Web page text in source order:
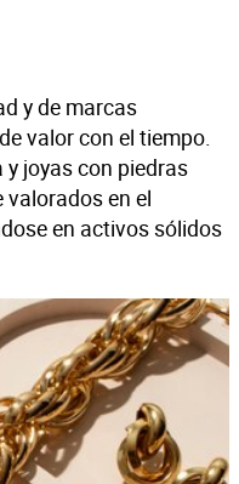
y de marcas
valor con el tiempo.
y joyas con piedras
en el
en activos sólidos